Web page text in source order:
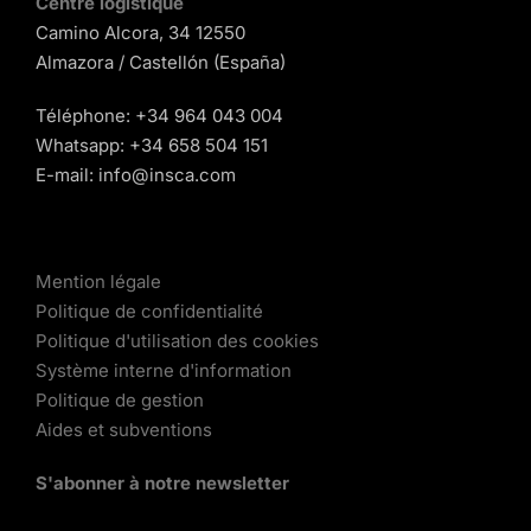
Camino Alcora, 34 12550
Almazora / Castellón (España)
Téléphone: +34 964 043 004
Whatsapp: +34 658 504 151
E-mail: info@insca.com
Mention légale
Politique de confidentialité
Politique d'utilisation des cookies
Système interne d'information
Politique de gestion
Aides et subventions
S'abonner à notre newsletter